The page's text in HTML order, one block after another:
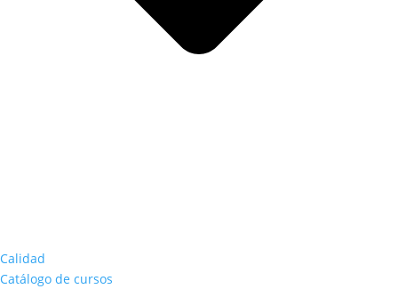
Calidad
Catálogo de cursos